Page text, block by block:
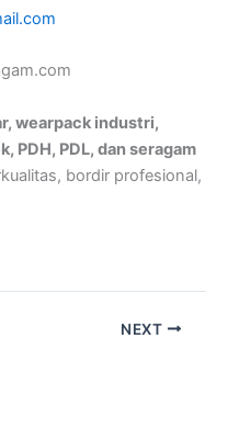
wearpack industri,
PDH, PDL, dan seragam
bordir profesional,
NEXT